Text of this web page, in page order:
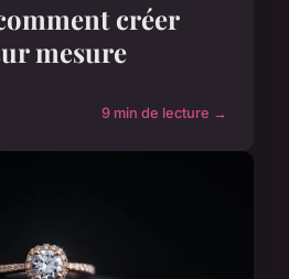
créer
mesure
9 min de lecture →